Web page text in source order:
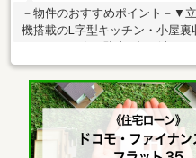
－物件のおすすめポイント－▼
機搭載のL字型キッチン・小屋裏
後)▼設備・浴室乾燥機▼2026年
ッチン、UB、洗面台、トイレ
グ上張り 他【その他】宅配ボ
石神井小学校 徒歩5分(約330m)
290m)■ ご希望の住まい探し
物件の詳細・ご相談はお気軽に